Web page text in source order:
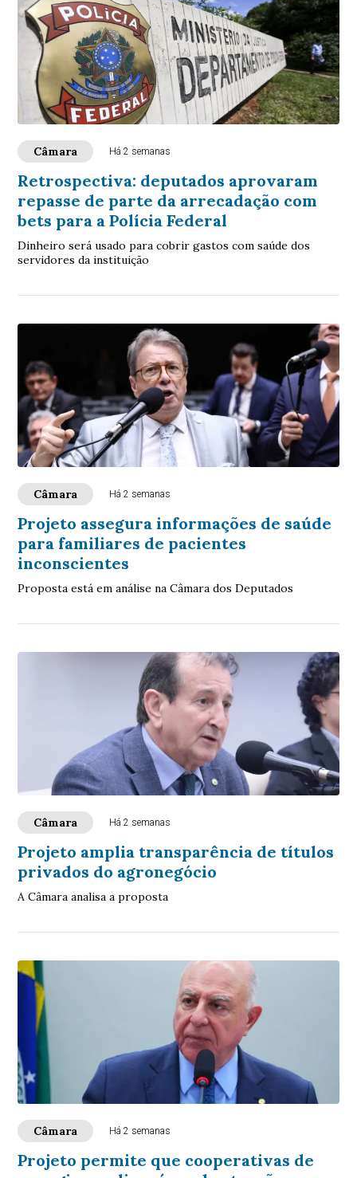
Câmara Há 2 semanas
Retrospectiva: deputados aprovaram
repasse de parte da arrecadação com
bets para a Polícia Federal
Dinheiro será usado para cobrir gastos com saúde dos
servidores da instituição
Câmara Há 2 semanas
Projeto assegura informações de saúde
para familiares de pacientes
inconscientes
Proposta está em análise na Câmara dos Deputados
Câmara Há 2 semanas
Projeto amplia transparência de títulos
privados do agronegócio
A Câmara analisa a proposta
Câmara Há 2 semanas
Projeto permite que cooperativas de